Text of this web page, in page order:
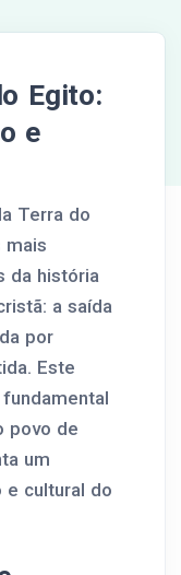
Egito:
e
Terra do
mais
da história
a saída
por
Este
povo de
um
cultural do